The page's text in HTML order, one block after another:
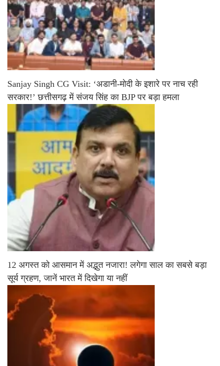
Sanjay Singh CG Visit: ‘अडानी-मोदी के इशारे पर नाच रही
सरकार!’ छत्तीसगढ़ में संजय सिंह का BJP पर बड़ा हमला
12 अगस्त को आसमान में अद्भुत नजारा! लगेगा साल का सबसे बड़ा
सूर्य ग्रहण, जानें भारत में दिखेगा या नहीं